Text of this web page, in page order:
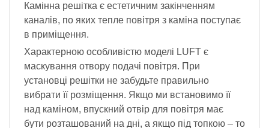
Камінна решітка є естетичним закінченням
каналів, по яких тепле повітря з каміна поступає
в приміщення.
Характерною особливістю моделі LUFT є
маскування отвору подачі повітря. При
установці решітки не забудьте правильно
вибрати її розміщення. Якщо ми встановимо її
над каміном, впускний отвір для повітря має
бути розташований на дні, а якщо під топкою – то